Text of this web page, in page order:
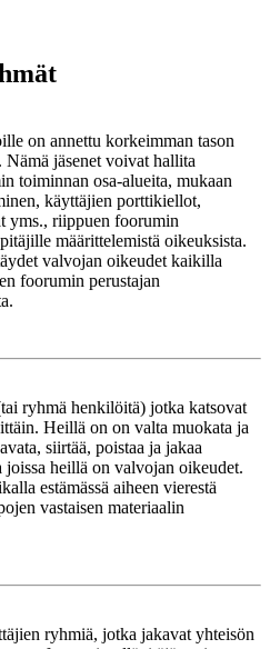
on annettu korkeimman tason
jäsenet voivat hallita
toiminnan osa-alueita, mukaan
käyttäjien porttikiellot,
yms., riippuen foorumin
määrittelemistä oikeuksista.
valvojan oikeudet kaikilla
foorumin perustajan
ryhmä henkilöitä) jotka katsovat
Heillä on on valta muokata ja
siirtää, poistaa ja jakaa
heillä on valvojan oikeudet.
estämässä aiheen vierestä
vastaisen materiaalin
ryhmiä, jotka jakavat yhteisön